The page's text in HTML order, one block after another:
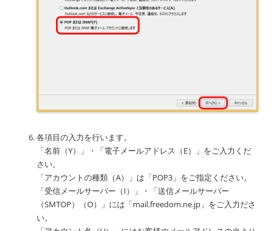
各項目の入力を行います。
「名前（Y）」・「電子メールアドレス（E）」をご入力くだ
さい。
「アカウントの種類（A）」は「POP3」をご指定ください。
「受信メールサーバー（I）」・「送信メールサーバー
（SMTOP）（O）」には「mail.freedom.ne.jp」をご入力ださ
い。